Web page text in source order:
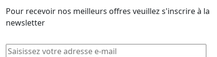
Pour recevoir nos meilleurs offres veuillez s'inscrire à la
newsletter